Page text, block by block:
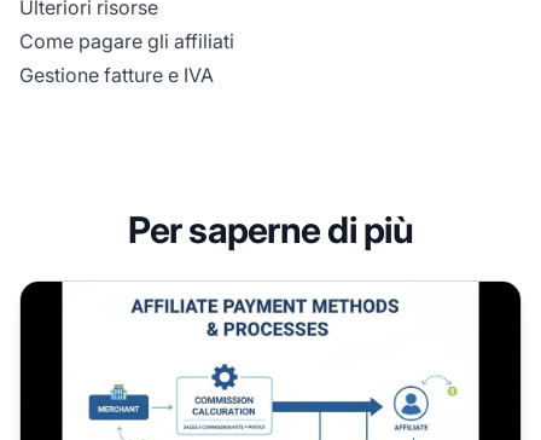
Ulteriori risorse
Come pagare gli affiliati
Gestione fatture e IVA
Per saperne di più
Come vengono pagati gli affiliati? Guida completa ai